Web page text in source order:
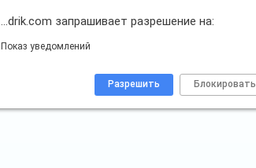
…drik.com запрашивает разрешение на:
Показ уведомлений
Блокировать
Разрешить